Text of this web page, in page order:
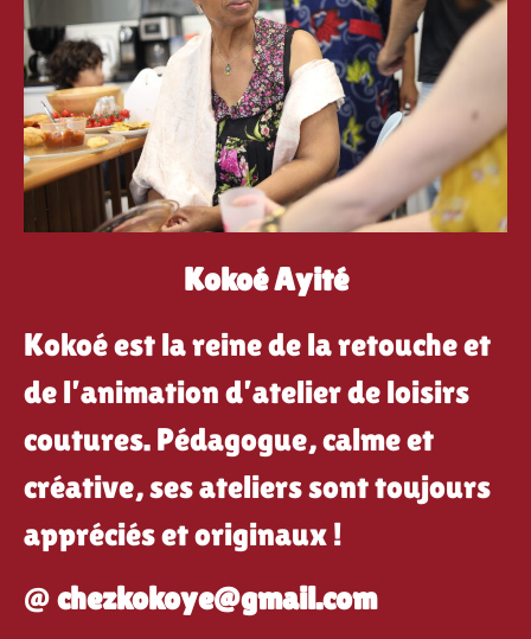
Kokoé Ayité
Kokoé est la reine de la retouche et
de l’animation d’atelier de loisirs
coutures. Pédagogue, calme et
créative, ses ateliers sont toujours
appréciés et originaux !
@chezkokoye@gmail.com